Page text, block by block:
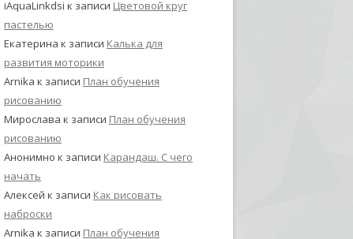
iAquaLinkdsi к записи Цветовой круг
пастелью
Екатерина к записи Калька для
развития моторики
Arnika к записи План обучения
рисованию
Мирослава к записи План обучения
рисованию
Анонимно к записи Карандаш. С чего
начать
Алексей к записи Как рисовать
наброски
Arnika к записи План обучения